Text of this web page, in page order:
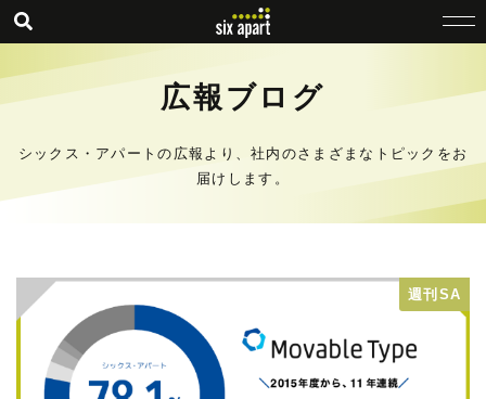
広報ブログ
シックス・アパートの広報より、社内のさまざまなトピックをお
届けします。
週刊SA